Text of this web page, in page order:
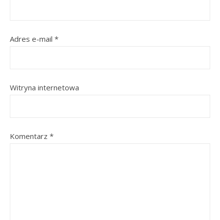
Adres e-mail *
Witryna internetowa
Komentarz *